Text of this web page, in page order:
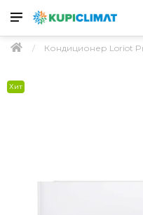
Кондиционер Loriot
Хит